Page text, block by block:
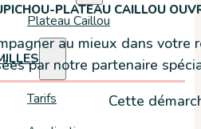
Plateau Caillou
Tarifs
PLATEAU CAILLOU
au mieux dans
par notre partenaire
Cette